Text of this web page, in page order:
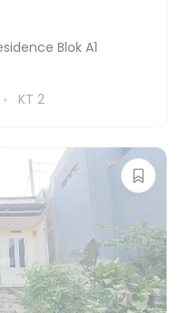
Blok A1
KT 2